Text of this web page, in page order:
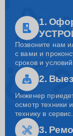
1.
Позвоните нам
с вами и
сроков и
2.
Инженер
осмотр техники
технику в сервис.
3.